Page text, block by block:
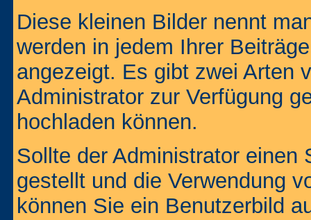
Diese kleinen Bilder nennt
werden in jedem Ihrer
angezeigt. Es gibt zwei Arten
Administrator zur Verfügung
hochladen können.
Sollte der Administrator einen
gestellt und die Verwendung
können Sie ein Benutzerbild